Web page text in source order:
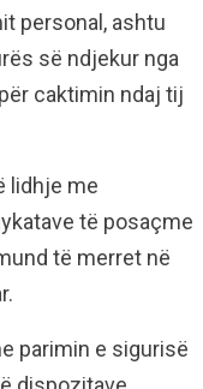
personal, ashtu
së ndjekur nga
caktimin ndaj tij
lidhje me
të posaçme
të merret në
parimin e sigurisë